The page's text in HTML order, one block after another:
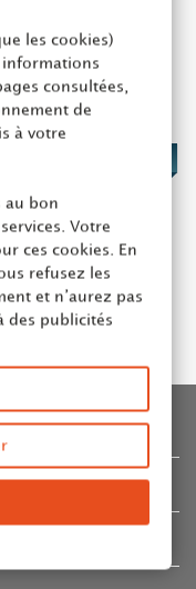
BIO
20 SACHETS
les cookies)
informations
consultées,
de
à votre
au bon
Votre
ces cookies. En
refusez les
et n’aurez pas
des publicités